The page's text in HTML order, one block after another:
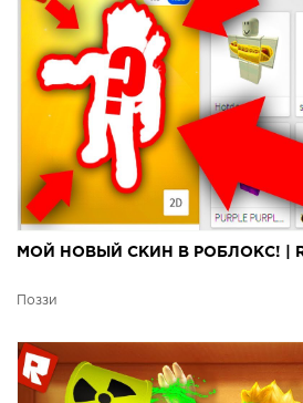
МОЙ НОВЫЙ СКИН В РОБЛОКС! |
Поззи